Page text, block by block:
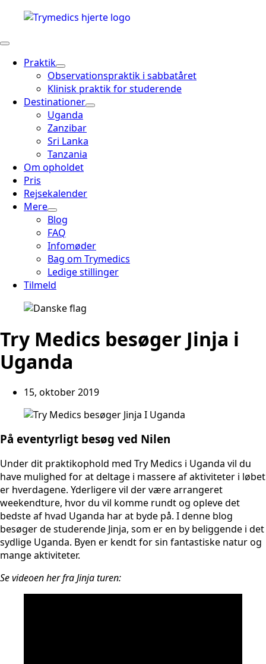
Praktik
Observationspraktik i sabbatåret
Klinisk praktik for studerende
Destinationer
Uganda
Zanzibar
Sri Lanka
Tanzania
Om opholdet
Pris
Rejsekalender
Mere
Blog
FAQ
Infomøder
Bag om Trymedics
Ledige stillinger
Tilmeld
Try Medics besøger Jinja i
Uganda
15, oktober 2019
På eventyrligt besøg ved Nilen
Under dit praktikophold med Try Medics i Uganda vil du
have mulighed for at deltage i massere af aktiviteter i løbet
er hverdagene. Yderligere vil der være arrangeret
weekendture, hvor du vil komme rundt og opleve det
bedste af hvad Uganda har at byde på. I denne blog
besøger de studerende Jinja, som er en by beliggende i det
sydlige Uganda. Byen er kendt for sin fantastiske natur og
mange aktiviteter.
Se videoen her fra Jinja turen: